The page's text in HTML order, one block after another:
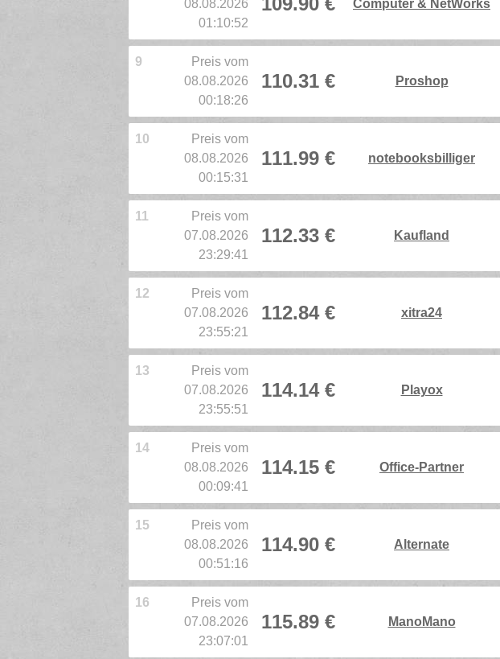
08.08.2026
01:10:52
Computer & NetWorks
9
Preis vom
08.08.2026
00:18:26
110.31 € Proshop
10
Preis vom
08.08.2026
00:15:31
111.99 € notebooksbilliger
11
Preis vom
07.08.2026
23:29:41
112.33 € Kaufland
12
Preis vom
07.08.2026
23:55:21
112.84 € xitra24
13
Preis vom
07.08.2026
23:55:51
114.14 € Playox
14
Preis vom
08.08.2026
00:09:41
114.15 € Office-Partner
15
Preis vom
08.08.2026
00:51:16
114.90 € Alternate
16
Preis vom
07.08.2026
23:07:01
115.89 € ManoMano